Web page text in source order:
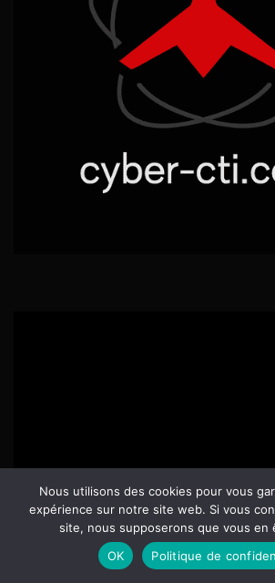
Nous utilisons des cookies pour vous
expérience sur notre site web. Si vous
site, nous supposerons que vous en
OK
Politique de